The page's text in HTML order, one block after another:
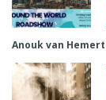
Anouk van Hemert